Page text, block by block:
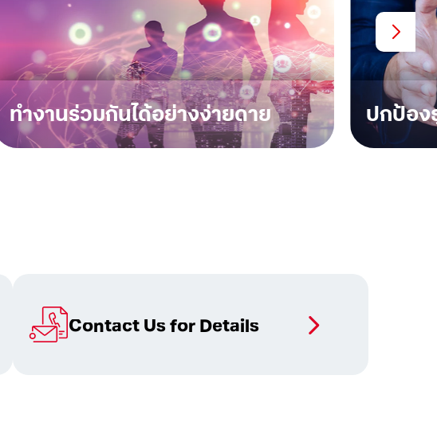
ทำงานร่วมกันได้อย่างง่ายดาย ปกป้อง
Contact Us for Details